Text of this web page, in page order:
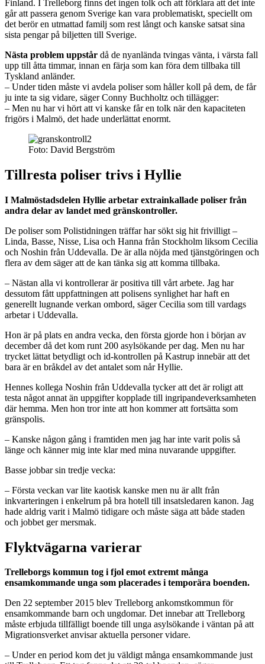
Finland. I Trelleborg finns det ingen tolk och att förklara att det inte
går att passera genom Sverige kan vara problematiskt, speciellt om
det berör en utmattad familj som rest långt och kanske satsat sina
sista pengar på biljetten till Sverige.
Nästa problem uppstår då de nyanlända tvingas vänta, i värsta fall
upp till åtta timmar, innan en färja som kan föra dem tillbaka till
Tyskland anländer.
– Under tiden måste vi avdela poliser som håller koll på dem, de får
ju inte ta sig vidare, säger Conny Buchholtz och tillägger:
– Men nu har vi hört att vi kanske får en tolk när den kapaciteten
frigörs i Malmö, det hade underlättat enormt.
Foto: David Bergström
Tillresta poliser trivs i Hyllie
I Malmöstadsdelen Hyllie arbetar extrainkallade poliser från
andra delar av landet med gränskontroller.
De poliser som Polistidningen träffar har sökt sig hit frivilligt –
Linda, Basse, Nisse, Lisa och Hanna från Stockholm liksom Cecilia
och Noshin från Uddevalla. De är alla nöjda med tjänstgöringen och
flera av dem säger att de kan tänka sig att komma tillbaka.
– Nästan alla vi kontrollerar är positiva till vårt arbete. Jag har
dessutom fått uppfattningen att polisens synlighet har haft en
generellt lugnande verkan ombord, säger Cecilia som till vardags
arbetar i Uddevalla.
Hon är på plats en andra vecka, den första gjorde hon i början av
december då det kom runt 200 asylsökande per dag. Men nu har
trycket lättat betydligt och id-kontrollen på Kastrup innebär att det
bara är en bråkdel av det antalet som når Hyllie.
Hennes kollega Noshin från Uddevalla tycker att det är roligt att
testa något annat än uppgifter kopplade till ingripandeverksamheten
där hemma. Men hon tror inte att hon kommer att fortsätta som
gränspolis.
– Kanske någon gång i framtiden men jag har inte varit polis så
länge och känner mig inte klar med mina nuvarande uppgifter.
Basse jobbar sin tredje vecka:
– Första veckan var lite kaotisk kanske men nu är allt från
inkvarteringen i enkelrum på bra hotell till insatsledaren kanon. Jag
hade aldrig varit i Malmö tidigare och måste säga att både staden
och jobbet ger mersmak.
Flyktvägarna varierar
Trelleborgs kommun tog i fjol emot extremt många
ensamkommande unga som placerades i temporära boenden.
Den 22 september 2015 blev Trelleborg ankomstkommun för
ensamkommande barn och ungdomar. Det innebar att Trelleborg
måste erbjuda tillfälligt boende till unga asylsökande i väntan på att
Migrationsverket anvisar aktuella personer vidare.
– Under en period kom det ju väldigt många ensamkommande just